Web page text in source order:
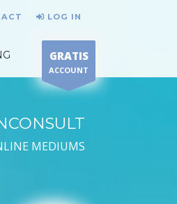
LOG IN
GRATIS
ACCOUNT
MEDIUMS